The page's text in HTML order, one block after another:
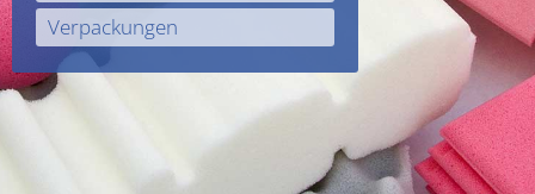
Verpackungen